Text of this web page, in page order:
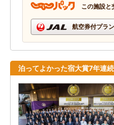
この施設と
航空券付プラ
泊ってよかった宿大賞7年連